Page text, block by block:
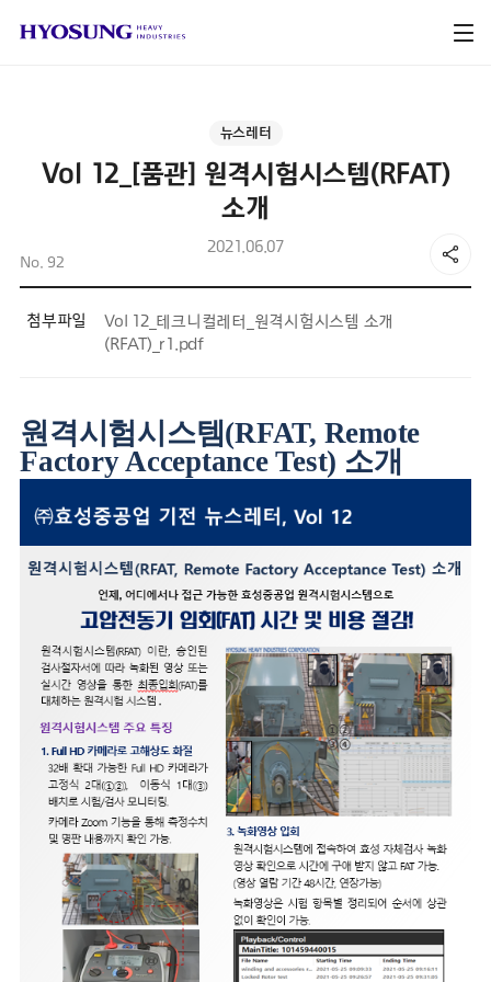
뉴스레터
Vol 12_[품관] 원격시험시스템(RFAT)
소개
2021.06.07
No. 92
첨부파일
Vol 12_테크니컬레터_원격시험시스템 소개
(RFAT)_r1.pdf
원격시험시스템 (RFAT, Remote
Factory Acceptance Test) 소개